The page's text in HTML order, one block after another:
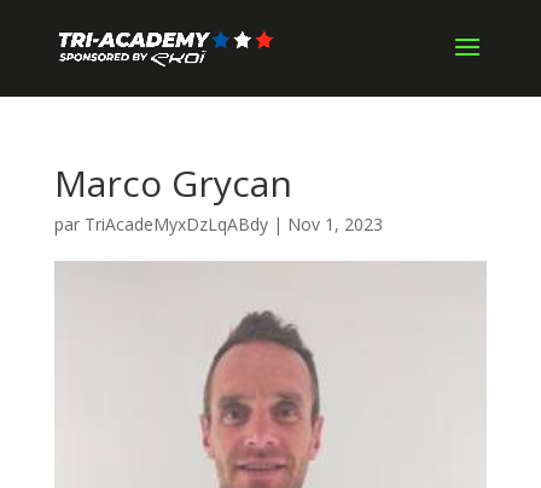
Marco Grycan
par TriAcadeMyxDzLqABdy| Nov 1, 2023